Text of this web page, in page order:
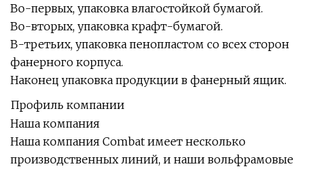
Во-первых, упаковка влагостойкой бумагой.
Во-вторых, упаковка крафт-бумагой.
В-третьих, упаковка пенопластом со всех сторон
фанерного корпуса.
Наконец упаковка продукции в фанерный ящик.
Профиль компании
Наша компания
Наша компания Combat имеет несколько
производственных линий, и наши вольфрамовые